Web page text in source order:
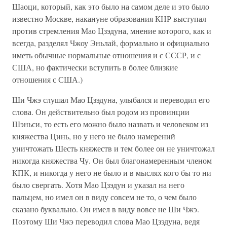
Шаоци, который, как это было на самом деле и это было
известно Москве, накануне образования КНР выступал
против стремления Мао Цзэдуна, мнение которого, как и
всегда, разделял Чжоу Эньлай, формально и официально
иметь обычные нормальные отношения и с СССР, и с
США, но фактически вступить в более близкие
отношения с США.)
Ши Чжэ слушал Мао Цзэдуна, улыбался и переводил его
слова. Он действительно был родом из провинции
Шэньси, то есть его можно было назвать и человеком из
княжества Цинь, но у него не было намерений
уничтожать Шесть княжеств и тем более он не уничтожал
никогда княжества Чу. Он был благонамеренным членом
КПК, и никогда у него не было и в мыслях кого бы то ни
было свергать. Хотя Мао Цзэдун и указал на него
пальцем, но имел он в виду совсем не то, о чем было
сказано буквально. Он имел в виду вовсе не Ши Чжэ.
Поэтому Ши Чжэ переводил слова Мао Цзэдуна, ведя